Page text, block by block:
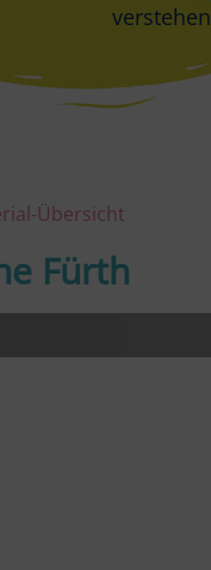
verstehen
Übersicht
Fürth